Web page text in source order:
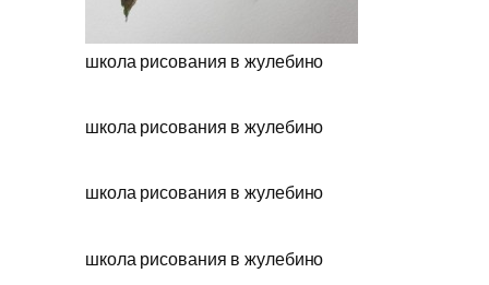
школа рисования в жулебино
школа рисования в жулебино
школа рисования в жулебино
школа рисования в жулебино